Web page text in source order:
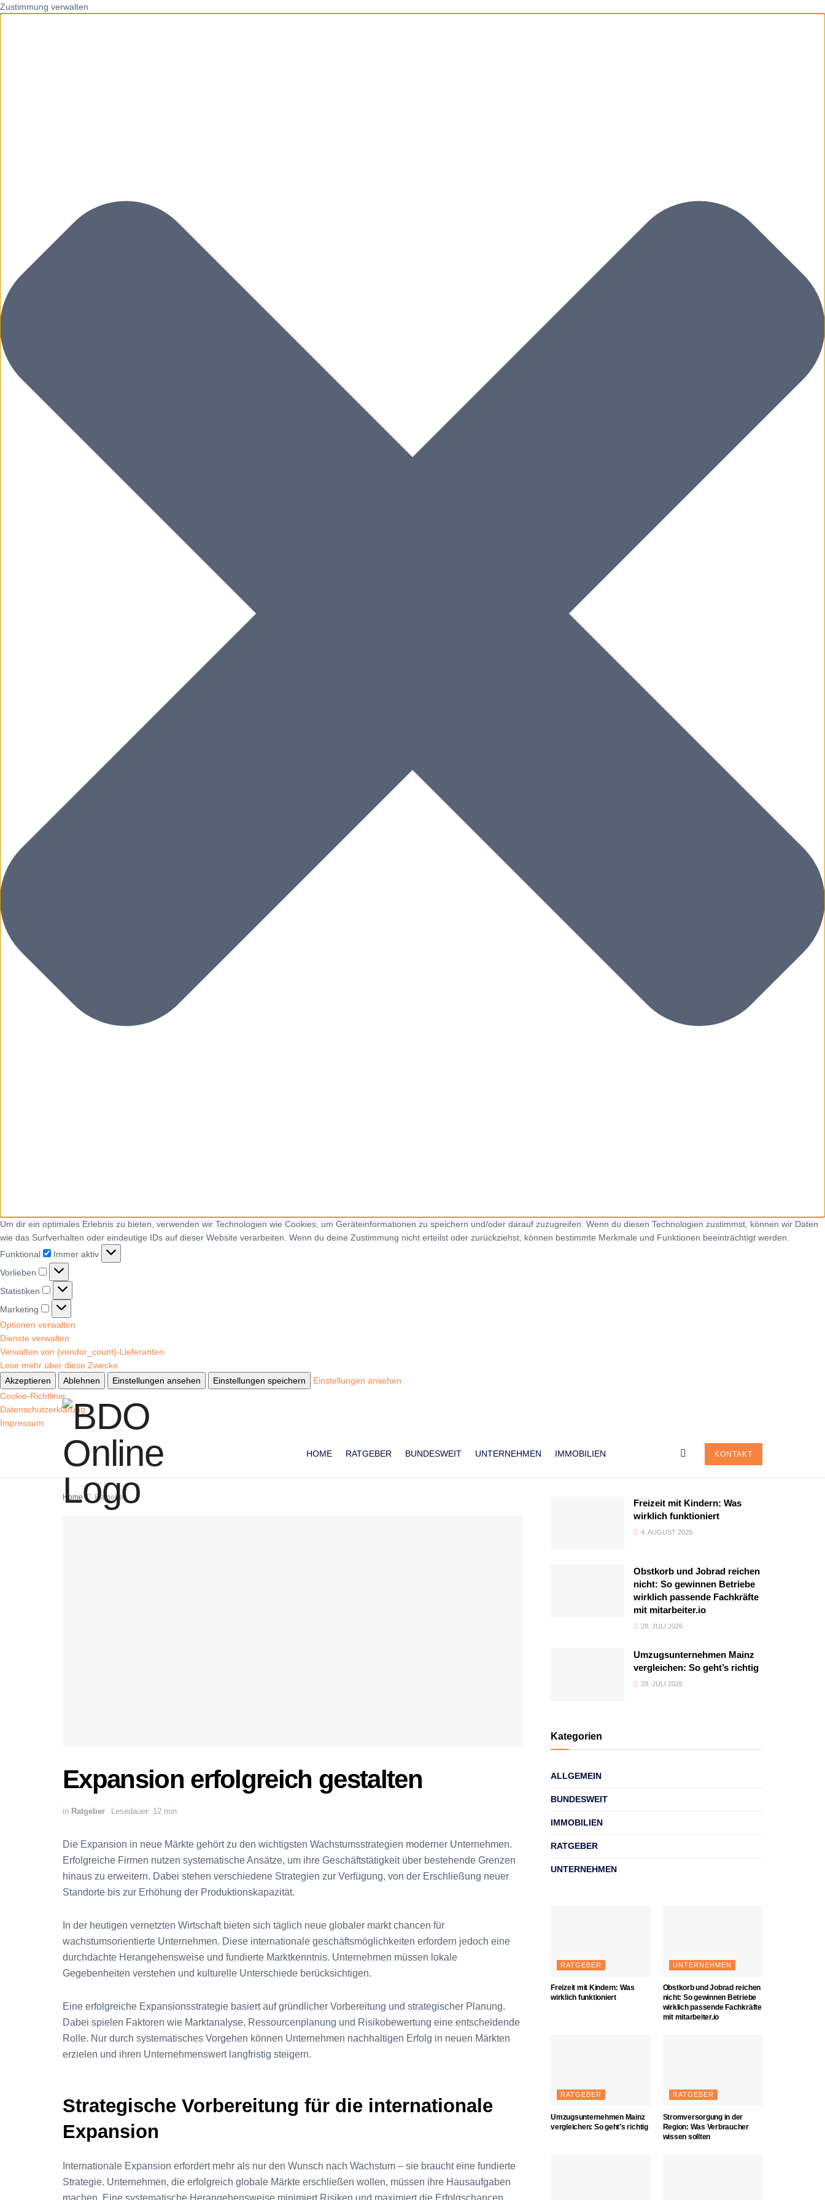
Zustimmung verwalten
Um dir ein optimales Erlebnis zu bieten, verwenden wir Technologien wie Cookies, um Geräteinformationen zu speichern und/oder darauf zuzugreifen. Wenn du diesen Technologien zustimmst, können wir Daten
wie das Surfverhalten oder eindeutige IDs auf dieser Website verarbeiten. Wenn du deine Zustimmung nicht erteilst oder zurückziehst, können bestimmte Merkmale und Funktionen beeinträchtigt werden.
Funktional
Immer aktiv
Vorlieben
Statistiken
Marketing
Optionen verwalten
Dienste verwalten
Verwalten von {vendor_count}-Lieferanten
Lese mehr über diese Zwecke
Akzeptieren
Ablehnen Einstellungen ansehen Einstellungen speichern
Einstellungen ansehen
Cookie-Richtlinie
Datenschutzerklärung
Impressum
HOME RATGEBER BUNDESWEIT UNTERNEHMEN IMMOBILIEN KONTAKT
Home Ratgeber
Expansion erfolgreich gestalten
in Ratgeber Lesedauer: 12 min.
Die Expansion in neue Märkte gehört zu den wichtigsten Wachstumsstrategien moderner Unternehmen.
Erfolgreiche Firmen nutzen systematische Ansätze, um ihre Geschäftstätigkeit über bestehende Grenzen
hinaus zu erweitern. Dabei stehen verschiedene Strategien zur Verfügung, von der Erschließung neuer
Standorte bis zur Erhöhung der Produktionskapazität.
In der heutigen vernetzten Wirtschaft bieten sich täglich neue globaler markt chancen für
wachstumsorientierte Unternehmen. Diese internationale geschäftsmöglichkeiten erfordern jedoch eine
durchdachte Herangehensweise und fundierte Marktkenntnis. Unternehmen müssen lokale
Gegebenheiten verstehen und kulturelle Unterschiede berücksichtigen.
Eine erfolgreiche Expansionsstrategie basiert auf gründlicher Vorbereitung und strategischer Planung.
Dabei spielen Faktoren wie Marktanalyse, Ressourcenplanung und Risikobewertung eine entscheidende
Rolle. Nur durch systematisches Vorgehen können Unternehmen nachhaltigen Erfolg in neuen Märkten
erzielen und ihren Unternehmenswert langfristig steigern.
Strategische Vorbereitung für die internationale
Expansion
Internationale Expansion erfordert mehr als nur den Wunsch nach Wachstum – sie braucht eine fundierte
Strategie. Unternehmen, die erfolgreich globale Märkte erschließen wollen, müssen ihre Hausaufgaben
machen. Eine systematische Herangehensweise minimiert Risiken und maximiert die Erfolgschancen.
Freizeit mit Kindern: Was
wirklich funktioniert
4. AUGUST 2026
Obstkorb und Jobrad reichen
nicht: So gewinnen Betriebe
wirklich passende Fachkräfte
mit mitarbeiter.io
28. JULI 2026
Umzugsunternehmen Mainz
vergleichen: So geht’s richtig
28. JULI 2026
Kategorien
ALLGEMEIN
BUNDESWEIT
IMMOBILIEN
RATGEBER
UNTERNEHMEN
RATGEBER
Freizeit mit Kindern: Was
wirklich funktioniert
UNTERNEHMEN
Obstkorb und Jobrad reichen
nicht: So gewinnen Betriebe
wirklich passende Fachkräfte
mit mitarbeiter.io
RATGEBER
Umzugsunternehmen Mainz
vergleichen: So geht’s richtig
RATGEBER
Stromversorgung in der
Region: Was Verbraucher
wissen sollten